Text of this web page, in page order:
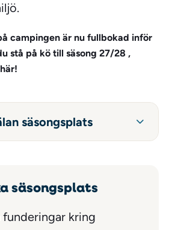
campingen är nu fullbokad inför
stå på kö till säsong 27/28 ,
säsongsplats
säsongsplats
funderingar kring